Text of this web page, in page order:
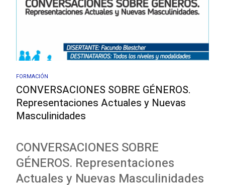
FORMACIÓN
CONVERSACIONES SOBRE GÉNEROS.
Representaciones Actuales y Nuevas
Masculinidades
CONVERSACIONES SOBRE
GÉNEROS. Representaciones
Actuales y Nuevas Masculinidades